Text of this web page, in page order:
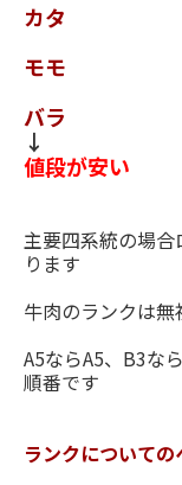
カタ
モモ
バラ
↓
値段が安い
主要四系統の場
ります
牛肉のランクは
A5ならA5、B3な
順番です
ランクについて